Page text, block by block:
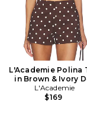
L'Academie Polina
in Brown & Ivory
L'Academie
$169